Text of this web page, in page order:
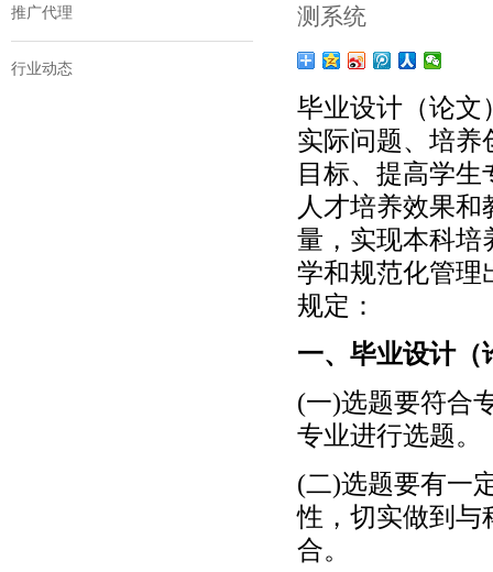
推广代理
行业动态
测系统
毕业设计（论文
实际问题、培养
目标、提高学
人才培养效果
量，实现本科培
学和规范化管理
规定：
一、毕业设计（
(一)选题要符合
专业进行选题。
(二)选题要有一
性，切实做到与
合。